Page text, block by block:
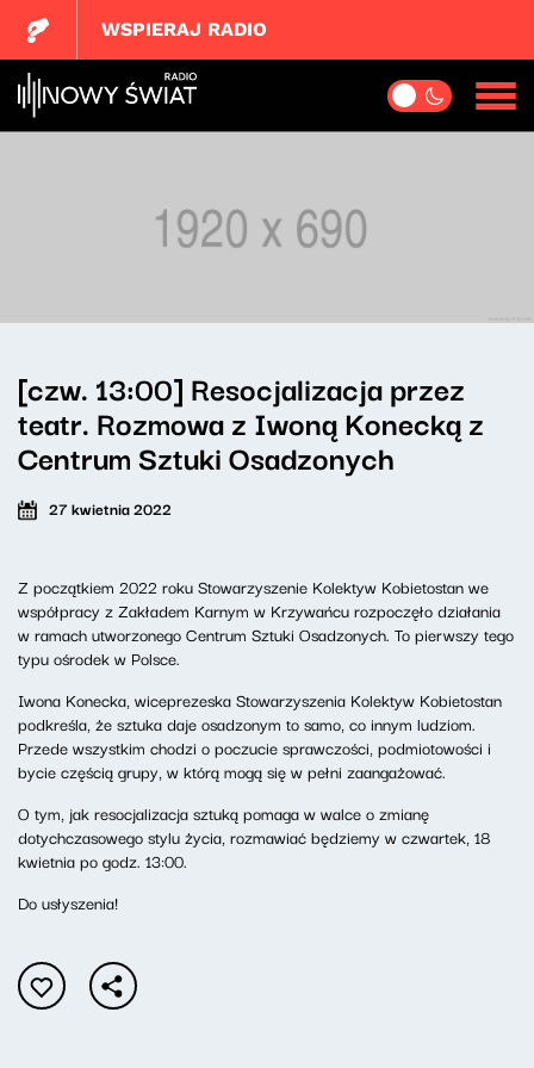
WSPIERAJ RADIO
[czw. 13:00] Resocjalizacja przez
teatr. Rozmowa z Iwoną Konecką z
Centrum Sztuki Osadzonych
27 kwietnia 2022
Z początkiem 2022 roku Stowarzyszenie Kolektyw Kobietostan we
współpracy z Zakładem Karnym w Krzywańcu rozpoczęło działania
w ramach utworzonego Centrum Sztuki Osadzonych. To pierwszy tego
typu ośrodek w Polsce.
Iwona Konecka, wiceprezeska Stowarzyszenia Kolektyw Kobietostan
podkreśla, że sztuka daje osadzonym to samo, co innym ludziom.
Przede wszystkim chodzi o poczucie sprawczości, podmiotowości i
bycie częścią grupy, w którą mogą się w pełni zaangażować.
O tym, jak resocjalizacja sztuką pomaga w walce o zmianę
dotychczasowego stylu życia, rozmawiać będziemy w czwartek, 18
kwietnia po godz. 13:00.
Do usłyszenia!